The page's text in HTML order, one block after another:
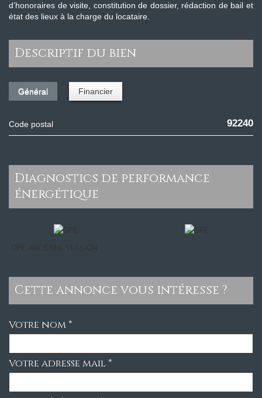
d’honoraires de visite, constitution de dossier, rédaction de bail et
état des lieux à la charge du locataire.
descriptif du bien
Général Financier
Code postal 92240
diagnostics de performance
énergétique
cette annonce vous intéresse ?
Votre nom *
Votre adresse mail *